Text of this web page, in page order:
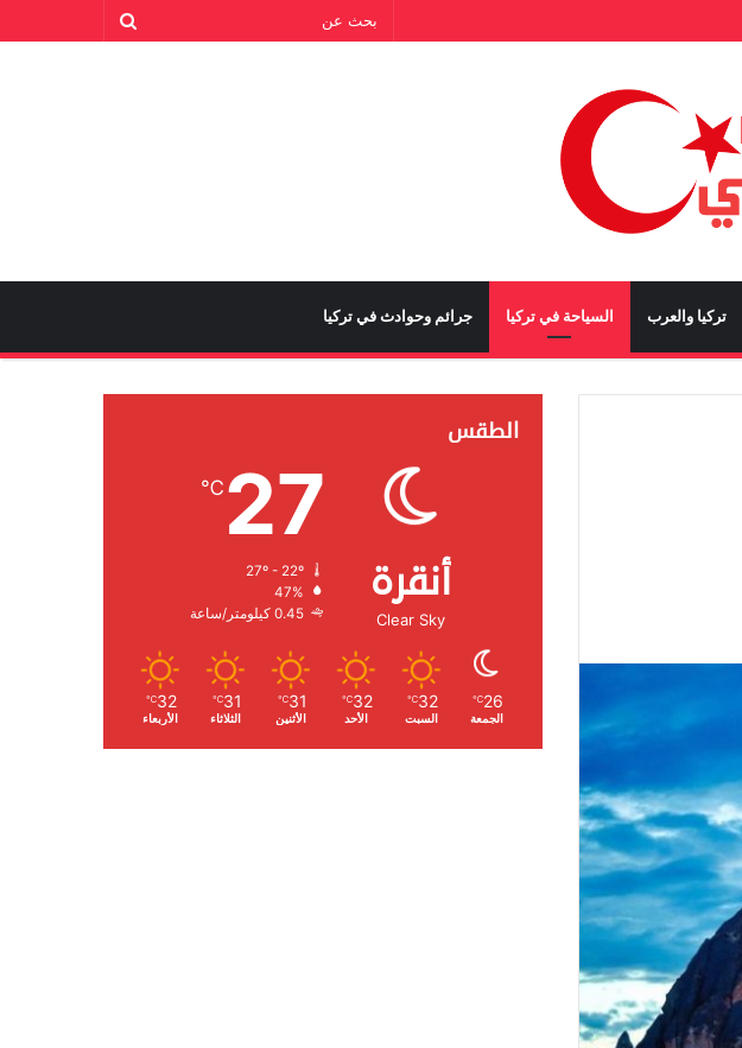
تركيا والعرب السياحة في تركيا جرائم وحوادث في تركيا
الطقس
أنقرة
Clear Sky
27
℃
الرطوبة:
الرياح:
26
℃
الجمعة
32
℃
السبت
32
℃
الأحد
31
℃
الأثنين
31
℃
الثلاثاء
32
℃
الأربعاء